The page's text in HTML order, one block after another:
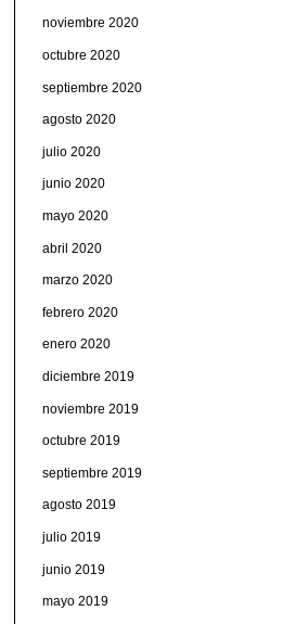
noviembre 2020
octubre 2020
septiembre 2020
agosto 2020
julio 2020
junio 2020
mayo 2020
abril 2020
marzo 2020
febrero 2020
enero 2020
diciembre 2019
noviembre 2019
octubre 2019
septiembre 2019
agosto 2019
julio 2019
junio 2019
mayo 2019